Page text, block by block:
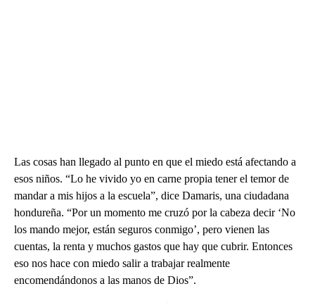
Las cosas han llegado al punto en que el miedo está afectando a
esos niños. “Lo he vivido yo en carne propia tener el temor de
mandar a mis hijos a la escuela”, dice Damaris, una ciudadana
hondureña. “Por un momento me cruzó por la cabeza decir ‘No
los mando mejor, están seguros conmigo’, pero vienen las
cuentas, la renta y muchos gastos que hay que cubrir. Entonces
eso nos hace con miedo salir a trabajar realmente
encomendándonos a las manos de Dios”.